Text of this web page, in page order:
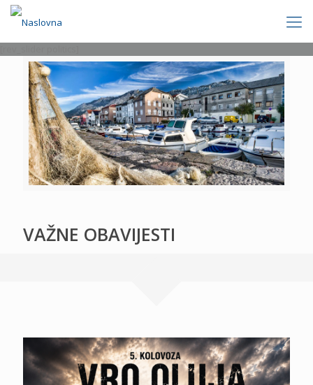
VAŽNE OBAVIJESTI